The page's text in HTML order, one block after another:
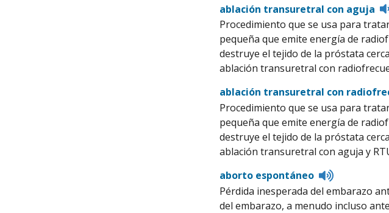
ablación transuretral con aguja
Procedimiento que se usa para
pequeña que emite energía de
destruye el tejido de la próstata
ablación transuretral con
ablación transuretral con
Procedimiento que se usa para
pequeña que emite energía de
destruye el tejido de la próstata
ablación transuretral con aguja y
aborto espontáneo
Listen
to
Pérdida inesperada del embarazo
del embarazo, a menudo incluso